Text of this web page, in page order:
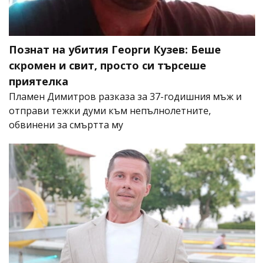
Познат на убития Георги Кузев: Беше
скромен и свит, просто си търсеше
приятелка
Пламен Димитров разказа за 37-годишния мъж и
отправи тежки думи към непълнолетните,
обвинени за смъртта му